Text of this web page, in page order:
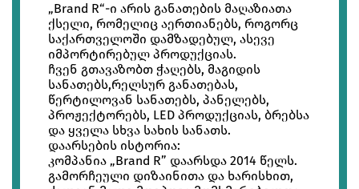
„Brand R“-ი არის განათების მაღაზიათა
ქსელი, რომელიც აერთიანებს, როგორც
საქართველოში დამზადებულ, ასევე
იმპორტირებულ პროდუქციას.
ჩვენ გთავაზობთ ჭაღებს, მაგიდის
სანათებს,რელსურ განათებას,
წერტილოვან სანათებს, პანელებს,
პროჟექტორებს, LED პროდუქციას, ბრებსა
და ყველა სხვა სახის სანათს.
დაარსების ისტორია:
კომპანია „Brand R” დაარსდა 2014 წელს.
გამორჩეული დიზაინითა და ხარისხით,